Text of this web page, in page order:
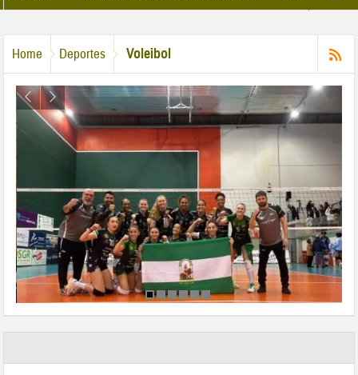
Home Deportes Voleibol